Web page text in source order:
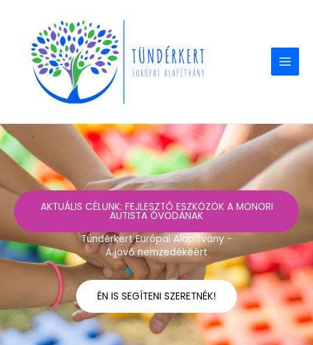
content
AKTUÁLIS CÉLUNK: FEJLESZTŐ ESZKÖZÖK A MONORI
AUTISTA ÓVODÁNAK
Tündérkert Európai Alapítvány -
A jövő nemzedékéért
ÉN IS SEGÍTENI SZERETNÉK!